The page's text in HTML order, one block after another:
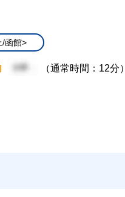
/函館>
（通常時間：12分）